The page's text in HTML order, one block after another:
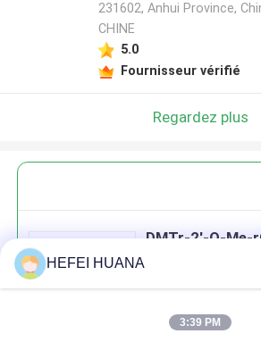
231602, Anhui Province,
CHINE
5.0
Fournisseur vérifié
Regardez plus
DMTr-2'-O-Me-
HEFEI HUANA
3:39 PM